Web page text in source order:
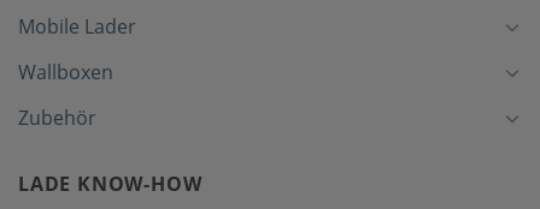
Mobile Lader
Wallboxen
Zubehör
LADE KNOW-HOW